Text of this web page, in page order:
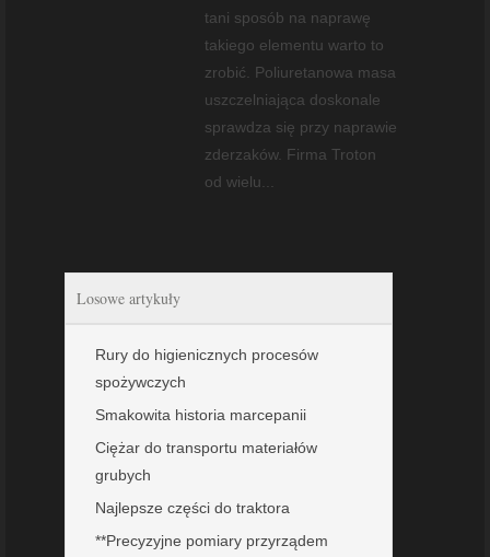
tani sposób na naprawę
takiego elementu warto to
zrobić. Poliuretanowa masa
uszczelniająca doskonale
sprawdza się przy naprawie
zderzaków. Firma Troton
od wielu...
Losowe artykuły
Rury do higienicznych procesów
spożywczych
Smakowita historia marcepanii
Ciężar do transportu materiałów
grubych
Najlepsze części do traktora
**Precyzyjne pomiary przyrządem